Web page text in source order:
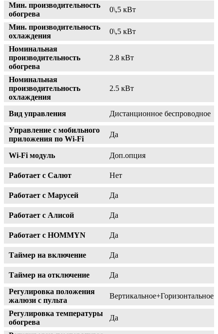
Мин. производительность
обогрева
0\,5 кВт
Мин. производительность
охлаждения
0\,5 кВт
Номинальная
производительность
обогрева
2.8 кВт
Номинальная
производительность
охлаждения
2.5 кВт
Вид управления
Дистанционное беспроводное
Управление c мобильного
приложения по Wi-Fi
Да
Wi-Fi модуль Доп.опция
Работает с Салют Нет
Работает с Марусей Да
Работает с Алисой Да
Работает с HOMMYN Да
Таймер на включение Да
Таймер на отключение
Да
Регулировка положения
жалюзи с пульта
Вертикальное+Горизонтальное
Регулировка температуры
обогрева
Да